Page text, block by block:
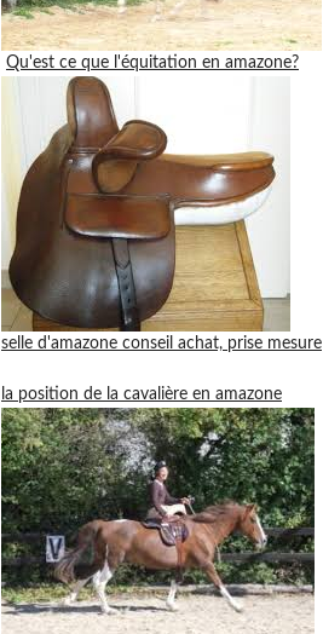
Qu'est ce que l'équitation en amazone?
selle d'amazone conseil achat, prise mesure
la position de la cavalière en amazone